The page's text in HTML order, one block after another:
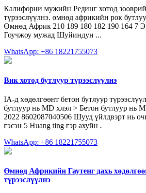
Калифорни мужийн Рединг хотод
түрээслүүлнэ. өмнөд африкийн рок
Өмнөд Африк 210 189 180 182 190 164 7
Гоучжоу мужад Шуйиндун ...
WhatsApp: +86 18221755073
Вик хотод бутлуур түрээслүүлнэ
IA-д хөдөлгөөнт бетон бутлуур
бутлуур нь MD хлэл > Бетон бутлуур нь
2022 8602087040506 Шууд үйлдвэрт нь
гэсэн 5 Huang ting гэр ахуйн .
WhatsApp: +86 18221755073
Өмнөд Африкийн Гаутенг дахь
түрээслүүлнэ